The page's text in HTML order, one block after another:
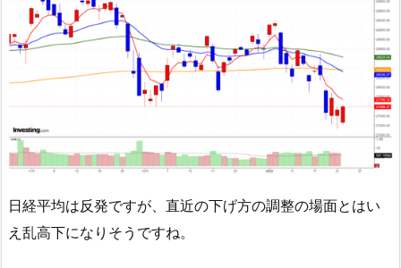
日経平均は反発ですが、直近の下げ方の調整の場面とはい
え乱高下になりそうですね。